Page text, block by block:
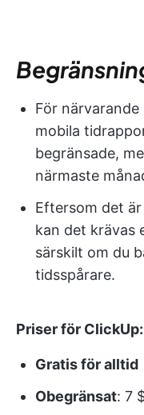
För
mobila
begränsade,
närmaste
Eftersom det
kan det krävas
särskilt om du
tidsspårare.
Priser för ClickUp:
Gratis för alltid
Obegränsat: 7